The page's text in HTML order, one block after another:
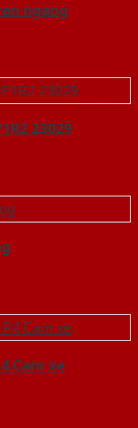
ngang
23029
Cam xe